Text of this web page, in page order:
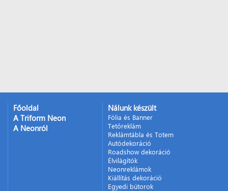
Főoldal
A Triform Neon
A Neonról
Nálunk készült
Fólia és Banner
Tetőreklám
Reklámtábla és Totem
Autódekoráció
Roadshow dekoráció
Élvilágítók
Neonreklámok
Kiállítás dekoráció
Egyedi bútorok